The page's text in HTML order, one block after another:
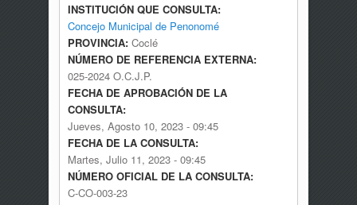
INSTITUCIÓN QUE CONSULTA:
Concejo Municipal de Penonomé
PROVINCIA: Coclé
NÚMERO DE REFERENCIA EXTERNA:
025-2024 O.C.J.P.
FECHA DE APROBACIÓN DE LA
CONSULTA:
Jueves, Agosto 10, 2023 - 09:45
FECHA DE LA CONSULTA:
Martes, Julio 11, 2023 - 09:45
NÚMERO OFICIAL DE LA CONSULTA:
C-CO-003-23